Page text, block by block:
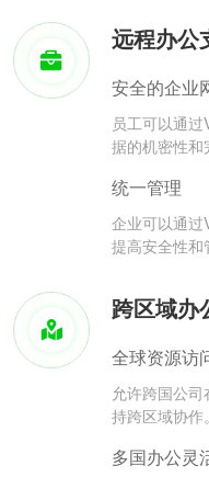
远程办公
安全的企业
员工可以通
据的机密性和
统一管理
企业可以通过
提高安全性和
跨区域办
全球资源访
允许跨国公
持跨区域协作。
多国办公灵